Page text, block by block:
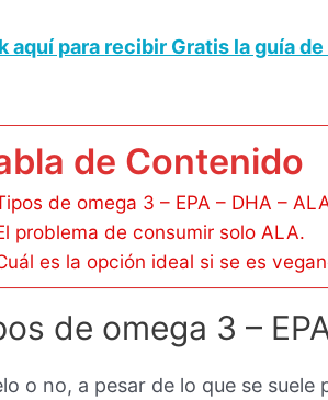
aquí para recibir Gratis la guía
de Contenido
de omega 3 – EPA – DHA –
problema de consumir solo ALA.
es la opción ideal si se es
de omega 3 –
o no, a pesar de lo que se